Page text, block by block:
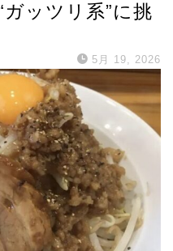
ッツリ系”に挑
5月 19, 2026